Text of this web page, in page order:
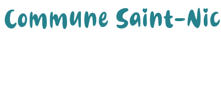
Commune Saint-